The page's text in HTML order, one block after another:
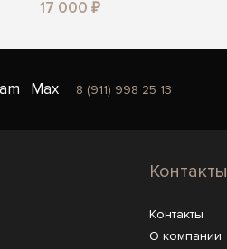
17 000 ₽
Max 8 (911) 998 25 13
Контакты
Контакты
О компании